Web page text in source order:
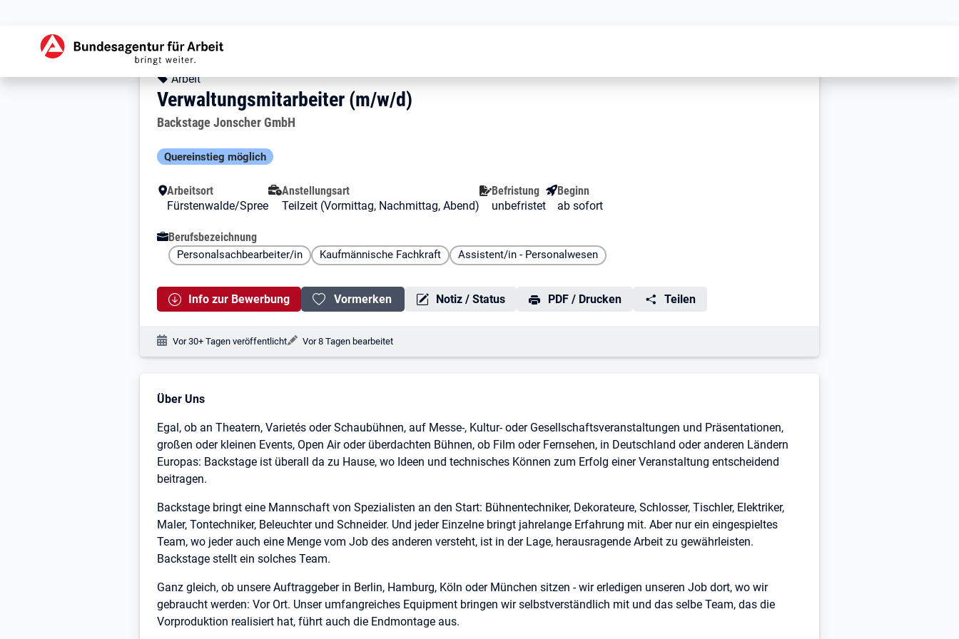
Stellendetails zu: Verwaltungsmitarbeiter (m/w/d)
Verwaltungsmitarbeiter (m/w/d)
Verwaltungsmitarbeiter (m/w/d)
Kopfbereich
Angebotsart:
Arbeit
Verwaltungsmitarbeiter (m/w/d)
Arbeitgeber:
Backstage Jonscher GmbH
Besondere Merkmale
Quereinstieg möglich
Arbeitsort
Fürstenwalde/Spree
Anstellungsart
Teilzeit (Vormittag, Nachmittag, Abend)
Befristung
unbefristet
Beginn
ab sofort
Berufsbezeichnung
Personalsachbearbeiter/in Kaufmännische Fachkraft Assistent/in - Personalwesen
Info zur Bewerbung Vormerken Notiz / Status PDF / Drucken Teilen
Veröffentlichungsdatum:
Vor 30+ Tagen veröffentlicht Änderungsdatum:
Vor 8 Tagen bearbeitet
Stellenbeschreibung
Über Uns
Egal, ob an Theatern, Varietés oder Schaubühnen, auf Messe-, Kultur- oder Gesellschaftsveranstaltungen und Präsentationen,
großen oder kleinen Events, Open Air oder überdachten Bühnen, ob Film oder Fernsehen, in Deutschland oder anderen Ländern
Europas: Backstage ist überall da zu Hause, wo Ideen und technisches Können zum Erfolg einer Veranstaltung entscheidend
beitragen.
Backstage bringt eine Mannschaft von Spezialisten an den Start: Bühnentechniker, Dekorateure, Schlosser, Tischler, Elektriker,
Maler, Tontechniker, Beleuchter und Schneider. Und jeder Einzelne bringt jahrelange Erfahrung mit. Aber nur ein eingespieltes
Team, wo jeder auch eine Menge vom Job des anderen versteht, ist in der Lage, herausragende Arbeit zu gewährleisten.
Backstage stellt ein solches Team.
Ganz gleich, ob unsere Auftraggeber in Berlin, Hamburg, Köln oder München sitzen - wir erledigen unseren Job dort, wo wir
gebraucht werden: Vor Ort. Unser umfangreiches Equipment bringen wir selbstverständlich mit und das selbe Team, das die
Vorproduktion realisiert hat, führt auch die Endmontage aus.